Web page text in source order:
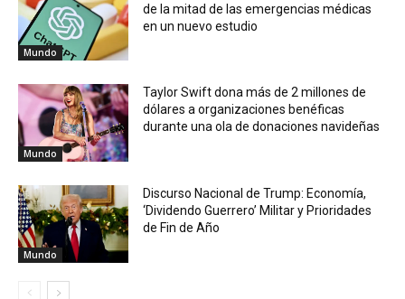
Mundo
de la mitad de las emergencias médicas
en un nuevo estudio
Mundo
Taylor Swift dona más de 2 millones de
dólares a organizaciones benéficas
durante una ola de donaciones navideñas
Mundo
Discurso Nacional de Trump: Economía,
‘Dividendo Guerrero’ Militar y Prioridades
de Fin de Año